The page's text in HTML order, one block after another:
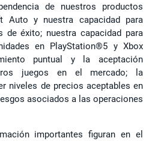
de nuestros productos
Auto y nuestra capacidad para
éxito; nuestra capacidad para
en PlayStation®5 y Xbox
puntual y la aceptación
juegos en el mercado; la
niveles de precios aceptables en
asociados a las operaciones
importantes figuran en el